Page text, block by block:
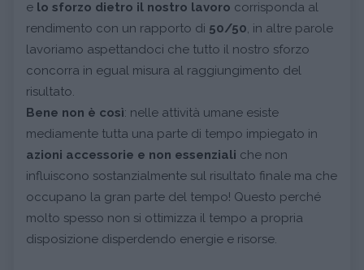
e lo sforzo dietro il nostro lavoro corrisponda al
rendimento con un rapporto di 50/50 , in altre parole
lavoriamo aspettandoci che tutto il nostro sforzo
concorra in egual misura al raggiungimento del
risultato.
Bene non è così: nelle attività umane esiste
mediamente tutta una parte di tempo impiegato in
azioni accessorie e non essenziali che non
influiscono sostanzialmente sul risultato finale ma che
occupano la gran parte del tempo! Questo perché
molto spesso non si ottimizza il tempo a propria
disposizione disperdendo energie e risorse.